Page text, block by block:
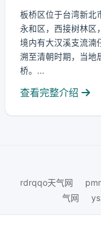
板桥区位于台湾新北
永和区，西接树林区
境内有大汉溪支流湳
溯至清朝时期，当地
桥。...
查看完整介绍
rdrqqo天气网
气网